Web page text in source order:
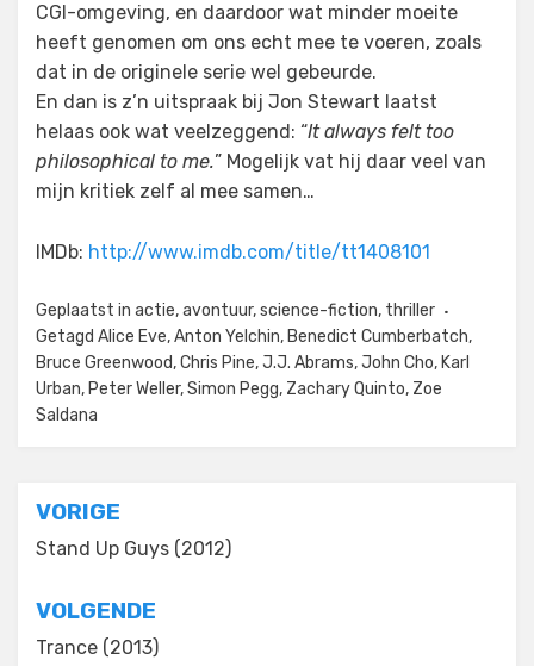
CGI-omgeving, en daardoor wat minder moeite
heeft genomen om ons echt mee te voeren, zoals
dat in de originele serie wel gebeurde.
En dan is z’n uitspraak bij Jon Stewart laatst
helaas ook wat veelzeggend: “It always felt too
philosophical to me.” Mogelijk vat hij daar veel van
mijn kritiek zelf al mee samen…
IMDb: http://www.imdb.com/title/tt1408101
Geplaatst in actie,avontuur,science-fiction, thriller
Getagd Alice Eve,Anton Yelchin, Benedict Cumberbatch,
Bruce Greenwood,Chris Pine,J.J. Abrams,John Cho, Karl
Urban, Peter Weller,Simon Pegg, Zachary Quinto, Zoe
Saldana
Bericht
navigatie
VORIGE
Stand Up Guys (2012)
VOLGENDE
Trance (2013)